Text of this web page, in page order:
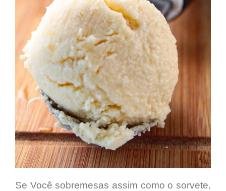
Se Você sobremesas assim como o sorvete,